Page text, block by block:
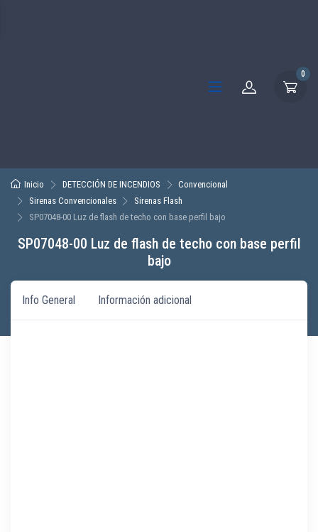
0
Inicio DETECCIÓN DE INCENDIOS
Convencional
Sirenas Convencionales
Sirenas Flash
SP07048-00 Luz de flash de techo con base perfil bajo
SP07048-00 Luz de flash de techo con base perfil
bajo
Info General Información adicional